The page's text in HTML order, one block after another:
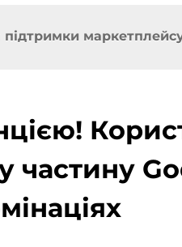
підтримки
частину